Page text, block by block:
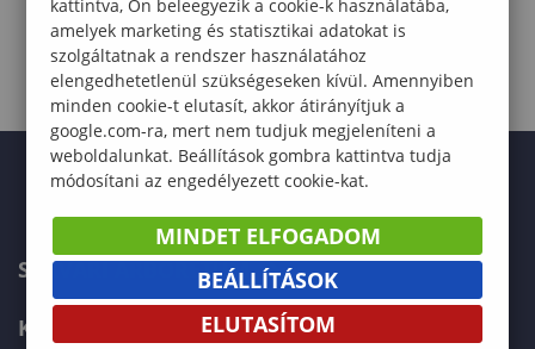
« 1 2 3 4 ›
SÁRVÁRI ARBORÉTUM
KÁMONI ARBORÉTUM
kattintva, Ön beleegyezik a cookie-k használatába,
amelyek marketing és statisztikai adatokat is
szolgáltatnak a rendszer használatához
elengedhetetlenül szükségeseken kívül. Amennyiben
minden cookie-t elutasít, akkor átirányítjuk a
google.com-ra, mert nem tudjuk megjeleníteni a
weboldalunkat. Beállítások gombra kattintva tudja
módosítani az engedélyezett cookie-kat.
MINDET ELFOGADOM
BEÁLLÍTÁSOK
ELUTASÍTOM